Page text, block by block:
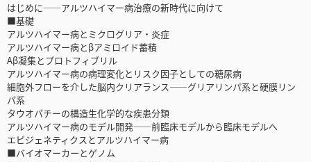
はじめに――アルツハイマー病治療の新時代に向けて
■基礎
アルツハイマー病とミクログリア・炎症
アルツハイマー病とβアミロイド蓄積
Aβ凝集とプロトフィブリル
アルツハイマー病の病理変化とリスク因子としての糖尿病
細胞外フローを介した脳内クリアランス――グリアリンパ系と硬膜リン
パ系
タウオパチーの構造生化学的な疾患分類
アルツハイマー病のモデル開発――前臨床モデルから臨床モデルへ
エピジェネティクスとアルツハイマー病
■バイオマーカーとゲノム